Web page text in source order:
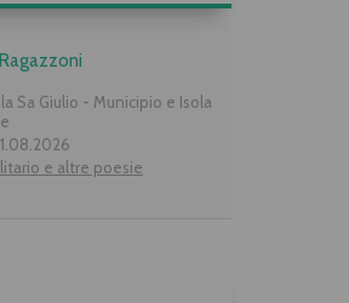
Sa Giulio - Municipio e Isola
e altre poesie